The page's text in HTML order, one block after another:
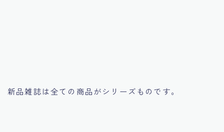
新品雑誌は全ての商品がシリーズものです。